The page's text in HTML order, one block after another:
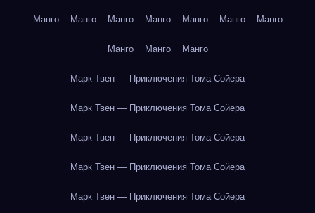
Манго Манго Манго Манго Манго Манго Манго
Манго Манго Манго
Марк Твен — Приключения Тома Сойера
Марк Твен — Приключения Тома Сойера
Марк Твен — Приключения Тома Сойера
Марк Твен — Приключения Тома Сойера
Марк Твен — Приключения Тома Сойера